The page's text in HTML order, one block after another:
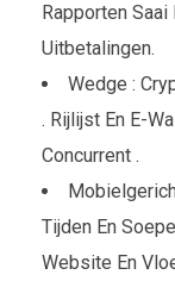
Rapporten
Uitbetalingen.
Wedge :
. Rijlijst ​​En E-
Concurrent .
Tijden En
Website En